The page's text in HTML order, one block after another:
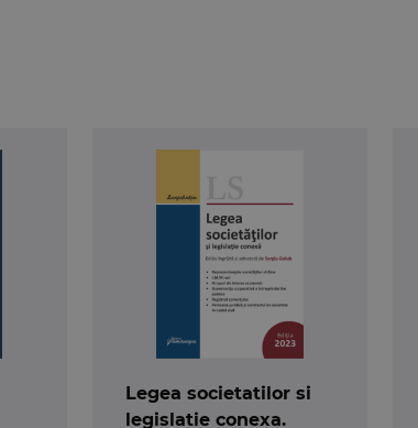
Legea societatilor si
legislatie conexa.